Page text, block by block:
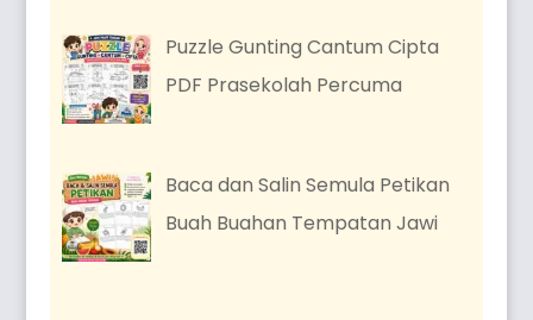
Puzzle Gunting Cantum Cipta
PDF Prasekolah Percuma
Baca dan Salin Semula Petikan
Buah Buahan Tempatan Jawi